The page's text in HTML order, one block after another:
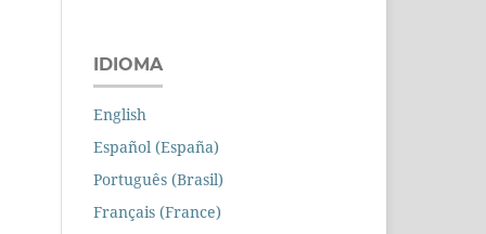
IDIOMA
English
Español (España)
Português (Brasil)
Français (France)